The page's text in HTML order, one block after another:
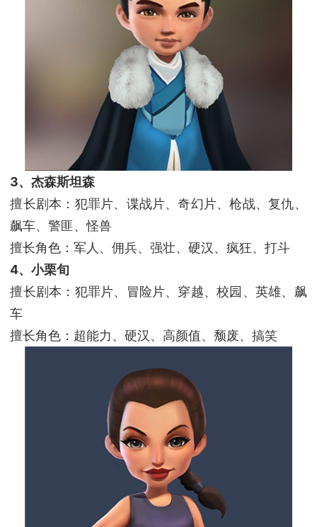
3、杰森斯坦森
擅长剧本：犯罪片、谍战片、奇幻片、枪战、复仇、
飙车、警匪、怪兽
擅长角色：军人、佣兵、强壮、硬汉、疯狂、打斗
4、小栗旬
擅长剧本：犯罪片、冒险片、穿越、校园、英雄、飙
车
擅长角色：超能力、硬汉、高颜值、颓废、搞笑